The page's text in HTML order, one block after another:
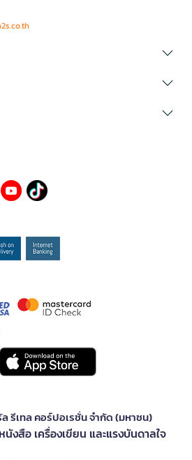
ล รีเทล คอร์ปอเรชั่น จำกัด (มหาชน)
งสือ เครื่องเขียน และแรงบันดาลใจ